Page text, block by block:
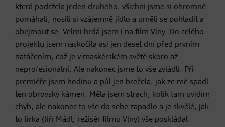
která podržela jeden druhého, všichni jsme si ohromně
pomáhali, nosili si vzájemně jídlo a uměli se pohladit a
obejmout se. Velmi hrdá jsem i na film Vlny. Do celého
projektu jsem naskočila asi jen deset dní před prvním
natáčením, což je v maskérském světě skoro až
neprofesionální. Ale nakonec jsme to vše zvládli. Při
premiéře jsem hodinu a půl jen brečela, jak ze mě spadl
ten obrovský kámen. Měla jsem strach, kolik tam uvidím
chyb, ale nakonec to vše do sebe zapadlo a je skvělé, jak
to Jirka (Jiří Mádl, režisér filmu Vlny) vše poskládal.